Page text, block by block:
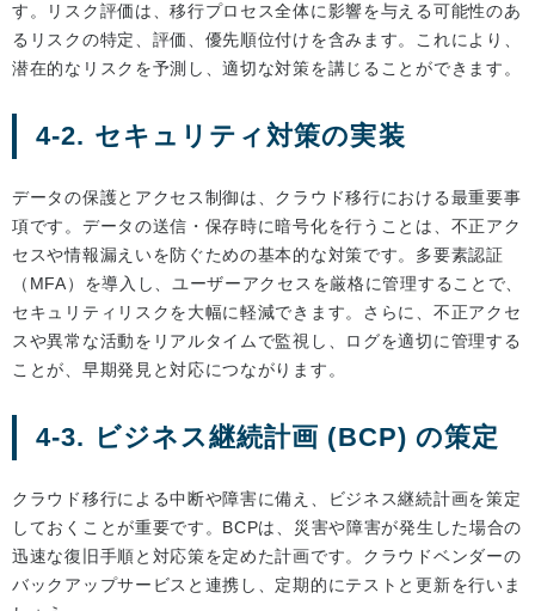
す。リスク評価は、移行プロセス全体に影響を与える可能性のあ
るリスクの特定、評価、優先順位付けを含みます。これにより、
潜在的なリスクを予測し、適切な対策を講じることができます。
4-2. セキュリティ対策の実装
データの保護とアクセス制御は、クラウド移行における最重要事
項です。データの送信・保存時に暗号化を行うことは、不正アク
セスや情報漏えいを防ぐための基本的な対策です。多要素認証
（MFA）を導入し、ユーザーアクセスを厳格に管理することで、
セキュリティリスクを大幅に軽減できます。さらに、不正アクセ
スや異常な活動をリアルタイムで監視し、ログを適切に管理する
ことが、早期発見と対応につながります。
4-3. ビジネス継続計画 (BCP) の策定
クラウド移行による中断や障害に備え、ビジネス継続計画を策定
しておくことが重要です。BCPは、災害や障害が発生した場合の
迅速な復旧手順と対応策を定めた計画です。クラウドベンダーの
バックアップサービスと連携し、定期的にテストと更新を行いま